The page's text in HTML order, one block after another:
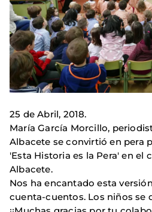
25 de Abril, 2018.
María García Morcillo,
Albacete se convirtió en pera
'Esta Historia es la Pera' en el
Albacete.
Nos ha encantado esta
cuenta-cuentos. Los niños se